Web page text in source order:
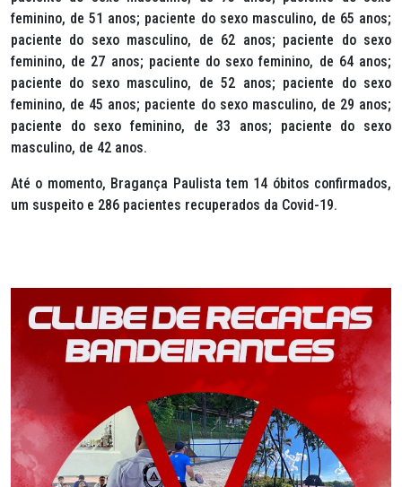
feminino, de 51 anos; paciente do sexo masculino, de 65 anos;
paciente do sexo masculino, de 62 anos; paciente do sexo
feminino, de 27 anos; paciente do sexo feminino, de 64 anos;
paciente do sexo masculino, de 52 anos; paciente do sexo
feminino, de 45 anos; paciente do sexo masculino, de 29 anos;
paciente do sexo feminino, de 33 anos; paciente do sexo
masculino, de 42 anos.
Até o momento, Bragança Paulista tem 14 óbitos confirmados,
um suspeito e 286 pacientes recuperados da Covid-19.